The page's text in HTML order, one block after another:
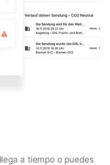
a tiempo o puedes